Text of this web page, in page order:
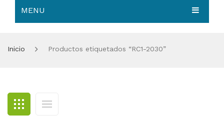
MENU
BLOG
CONTACTO
Inicio Productos etiquetados “RC1-2030”